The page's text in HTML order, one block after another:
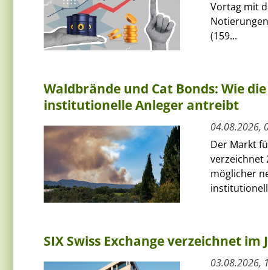
Vortag mit
(159...
Waldbrände und Cat Bonds: Wie
institutionelle Anleger antreibt
04.08.2026,
Der Markt
verzeichnet
möglicher
SIX Swiss Exchange verzeichnet
03.08.2026,